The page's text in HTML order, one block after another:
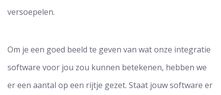
versoepelen.
Om je een goed beeld te geven van wat onze integratie
software voor jou zou kunnen betekenen, hebben we
er een aantal op een rijtje gezet. Staat jouw software er